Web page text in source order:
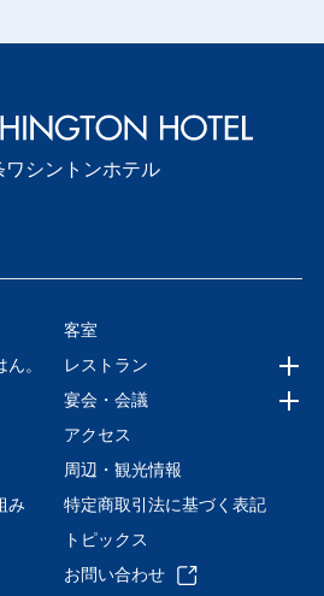
ワシントンホテル
客室
。
レストラン
宴会・会議
アクセス
周辺・観光情報
み
特定商取引法に基づく表記
トピックス
お問い合わせ